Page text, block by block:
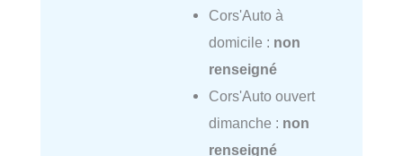
Cors'Auto à
domicile : non
renseigné
Cors'Auto ouvert
dimanche : non
renseigné